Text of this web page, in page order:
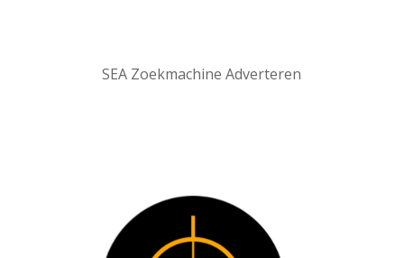
SEA Zoekmachine Adverteren